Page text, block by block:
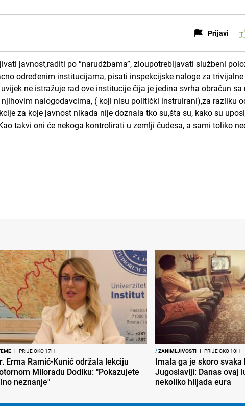
Prijavi
javnost,raditi po “narudžbama”, zloupotrebljavati službeni
određenim institucijama, pisati inspekcijske naloge za
ne istražuje rad ove institucije čija je jedina svrha obračun sa
nalogodavcima, ( koji nisu politički instruirani),za razliku
za koje javnost nikada nije doznala tko su,šta su, kako su
takvi oni će nekoga kontrolirati u zemlji čudesa, a sami toliko
I PRIJE OKO 17H
Erma Ramić-Kunić održala lekciju
Miloradu Dodiku: "Pokazujete
neznanje"
/ZANIMLJIVOSTI I PRIJE OKO 10H
Imala ga je skoro svaka
Jugoslaviji: Danas ovaj
nekoliko hiljada eura